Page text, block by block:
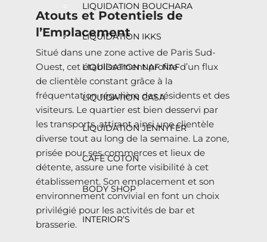
LIQUIDATION BOUCHARA
LIQUIDATION IKKS
LIQUIDATION NAF NAF
LIQUIDATION CASA
LIQUIDATION JENNYFER
CAFÉ COTON
BODY SHOP
INTERIOR’S
Atouts et Potentiels de
l’Emplacement
Situé dans une zone active de Paris Sud-
Ouest, cet établissement profite d’un flux
de clientèle constant grâce à la
fréquentation régulière des résidents et des
visiteurs. Le quartier est bien desservi par
les transports, attirant ainsi une clientèle
diverse tout au long de la semaine. La zone,
prisée pour ses commerces et lieux de
détente, assure une forte visibilité à cet
établissement. Son emplacement et son
environnement convivial en font un choix
privilégié pour les activités de bar et
brasserie.